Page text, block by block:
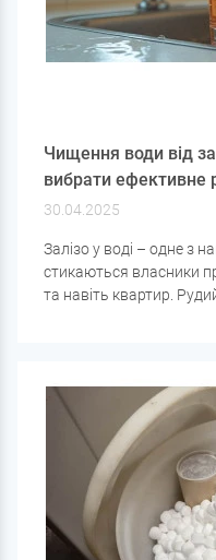
Чищення води від
вибрати ефективне
30.04.2025
Залізо у воді – одне з
стикаються власники
та навіть квартир.